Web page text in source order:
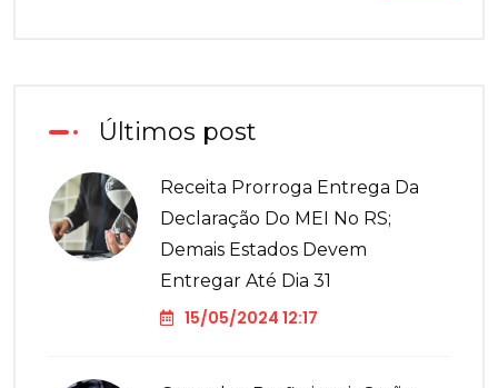
Últimos post
Receita Prorroga Entrega Da
Declaração Do MEI No RS;
Demais Estados Devem
Entregar Até Dia 31
15/05/2024 12:17